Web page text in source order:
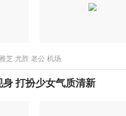
芝 尤胜 老公 机场
打扮少女气质清新